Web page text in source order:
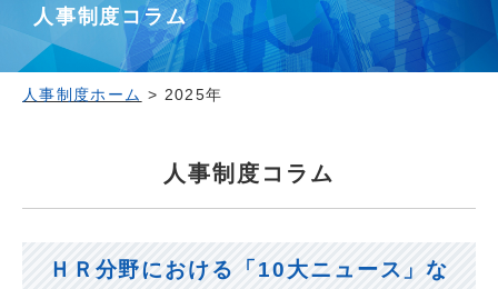
人事制度コラム
人事制度ホーム > 2025年
人事制度コラム
ＨＲ分野における「10大ニュース」な